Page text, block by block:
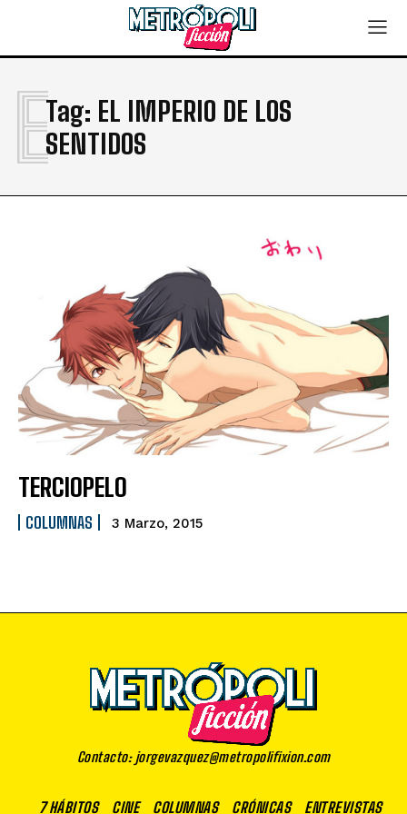
Tag: EL IMPERIO DE LOS
SENTIDOS
E
TERCIOPELO
COLUMNAS 3 Marzo, 2015
Contacto: jorgevazquez@metropolifixion.com
7 HÁBITOS CINE COLUMNAS CRÓNICAS ENTREVISTAS